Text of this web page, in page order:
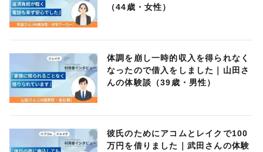
（44歳・女性）
体調を崩し一時的収入を得られなく
なったので借入をしました｜山田さ
んの体験談（39歳・男性）
彼氏のためにアコムとレイクで100
万円を借りました｜武田さんの体験